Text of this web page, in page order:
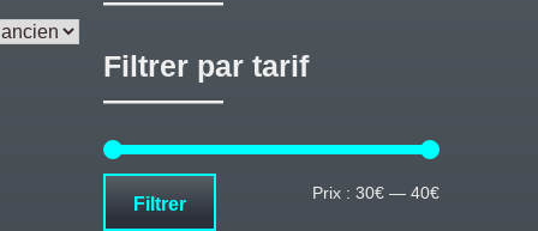
Filtrer par tarif
Prix
Prix
Filtrer Prix : 30€ — 40€